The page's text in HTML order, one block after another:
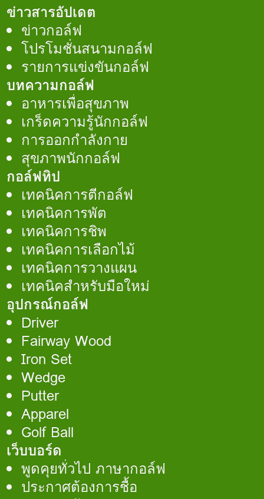
ข่าวสารอัปเดต
ข่าวกอล์ฟ
โปรโมชั่นสนามกอล์ฟ
รายการแข่งขันกอล์ฟ
บทความกอล์ฟ
อาหารเพื่อสุขภาพ
เกร็ดความรู้นักกอล์ฟ
การออกกำลังกาย
สุขภาพนักกอล์ฟ
กอล์ฟทิป
เทคนิคการตีกอล์ฟ
เทคนิคการพัต
เทคนิคการชิพ
เทคนิคการเลือกไม้
เทคนิคการวางแผน
เทคนิคสำหรับมือใหม่
อุปกรณ์กอล์ฟ
Driver
Fairway Wood
Iron Set
Wedge
Putter
Apparel
Golf Ball
เว็บบอร์ด
พูดคุยทั่วไป ภาษากอล์ฟ
ประกาศต้องการชื้อ